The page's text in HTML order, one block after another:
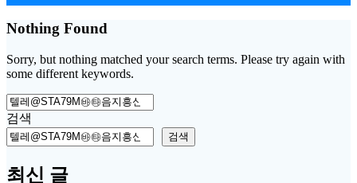
Nothing Found
Sorry, but nothing matched your search terms. Please try again with
some different keywords.
Search
for:
검색
검색
최신 글